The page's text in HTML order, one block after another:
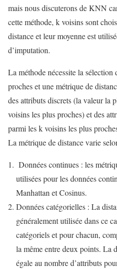
mais nous discuterons de KNN
cette méthode, k voisins sont
distance et leur moyenne est
d’imputation.
La méthode nécessite la
proches et une métrique de
des attributs discrets (la valeur la
voisins les plus proches) et des
parmi les k voisins les plus
La métrique de distance varie
Données continues : les
utilisées pour les données
Manhattan et Cosinus.
Données catégorielles : La
généralement utilisée dans ce
catégoriels et pour chacun,
la même entre deux points. La
égale au nombre d’attributs